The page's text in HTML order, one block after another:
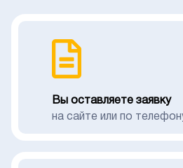
Вы оставляете заявку
на сайте или по